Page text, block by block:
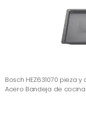
Bosch HEZ631070 pieza
Acero Bandeja de cocina